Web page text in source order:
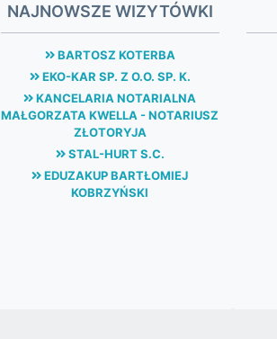
NAJNOWSZE WIZYTÓWKI
BARTOSZ KOTERBA
EKO-KAR SP. Z O.O. SP. K.
KANCELARIA NOTARIALNA
MAŁGORZATA KWELLA - NOTARIUSZ
ZŁOTORYJA
STAL-HURT S.C.
EDUZAKUP BARTŁOMIEJ
KOBRZYŃSKI